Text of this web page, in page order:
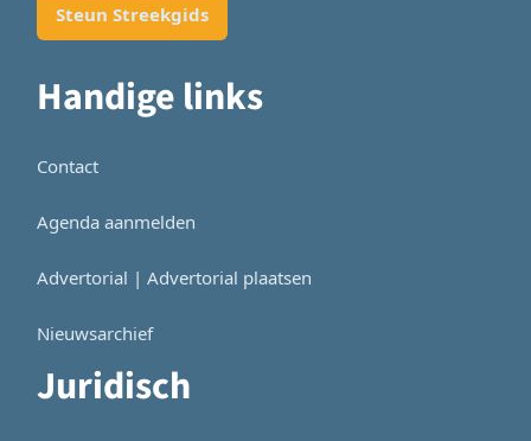
Steun Streekgids
Handige links
Contact
Agenda aanmelden
Advertorial | Advertorial plaatsen
Nieuwsarchief
Juridisch